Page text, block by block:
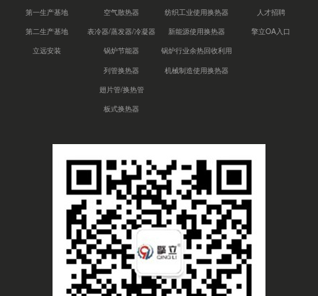
第一生产基地
第二生产基地
立远安装
空气散热器
表冷器/蒸发器/冷凝器
锅炉节能器
列管换热器
翅片管/换热管
板式换热器
纺织工业使用换热器
新能源使用换热器
锅炉行业余热回收利用
机械制造使用换热器
人才招聘
擎立OA入口